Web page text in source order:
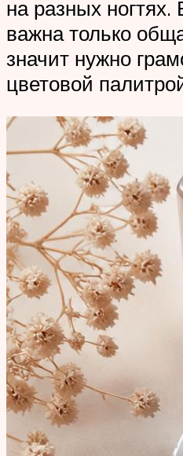
на разных ногтях.
важна только
значит нужно
цветовой